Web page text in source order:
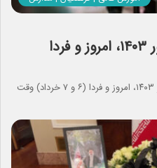
جاماندگان نوبت دوم کنکور ۱۴۰۳، امروز و فردا
جاماندگان از نام‌نویسی نوبت دوم کنکور ۱۴۰۳، امروز و فردا (۶ و ۷ خرداد) وقت